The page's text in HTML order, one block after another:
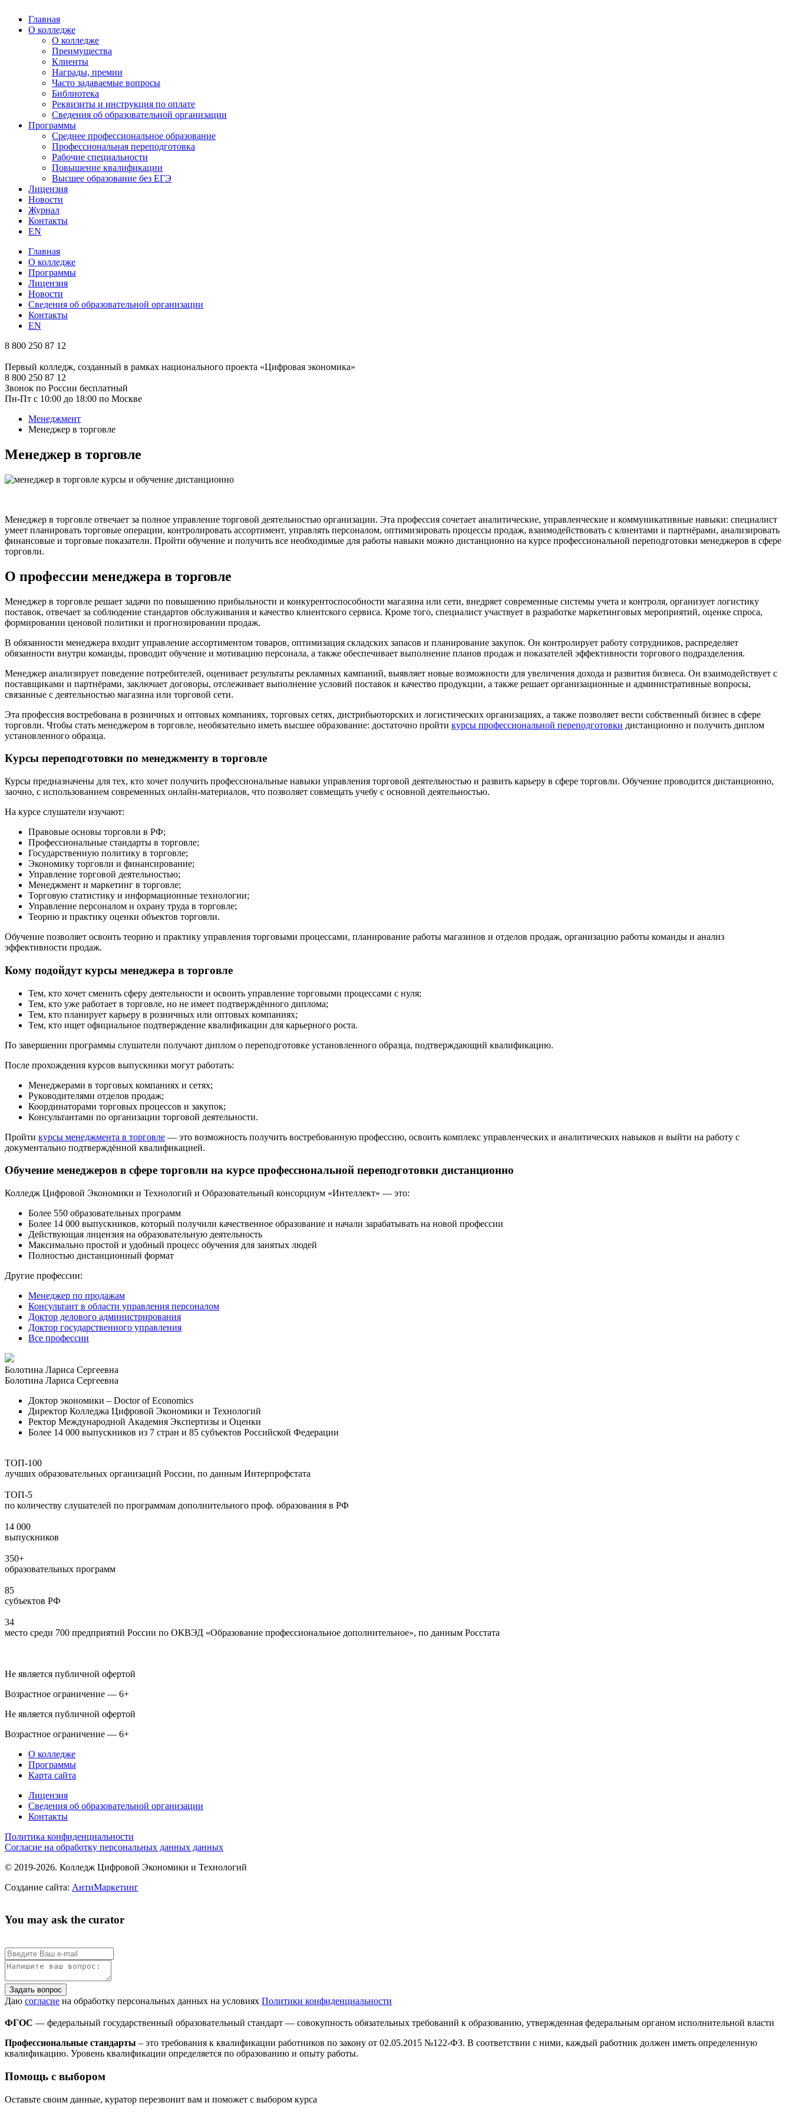
Главная
О колледже
О колледже
Преимущества
Клиенты
Награды, премии
Часто задаваемые вопросы
Библиотека
Реквизиты и инструкция по оплате
Сведения об образовательной организации
Программы
Среднее профессиональное образование
Профессиональная переподготовка
Рабочие специальности
Повышение квалификации
Высшее образование без ЕГЭ
Лицензия
Новости
Журнал
Контакты
EN
Главная
О колледже
Программы
Лицензия
Новости
Сведения об образовательной организации
Контакты
EN
8 800 250 87 12
Первый колледж, созданный в рамках национального проекта «Цифровая экономика»
8 800 250 87 12
Звонок по России бесплатный
Пн-Пт с 10:00 до 18:00 по Москве
Менеджмент
Менеджер в торговле
Менеджер в торговле
Менеджер в торговле отвечает за полное управление торговой деятельностью организации. Эта профессия сочетает аналитические, управленческие и коммуникативные навыки: специалист
умеет планировать торговые операции, контролировать ассортимент, управлять персоналом, оптимизировать процессы продаж, взаимодействовать с клиентами и партнёрами, анализировать
финансовые и торговые показатели. Пройти обучение и получить все необходимые для работы навыки можно дистанционно на курсе профессиональной переподготовки менеджеров в сфере
торговли.
О профессии менеджера в торговле
Менеджер в торговле решает задачи по повышению прибыльности и конкурентоспособности магазина или сети, внедряет современные системы учета и контроля, организует логистику
поставок, отвечает за соблюдение стандартов обслуживания и качество клиентского сервиса. Кроме того, специалист участвует в разработке маркетинговых мероприятий, оценке спроса,
формировании ценовой политики и прогнозировании продаж.
В обязанности менеджера входит управление ассортиментом товаров, оптимизация складских запасов и планирование закупок. Он контролирует работу сотрудников, распределяет
обязанности внутри команды, проводит обучение и мотивацию персонала, а также обеспечивает выполнение планов продаж и показателей эффективности торгового подразделения.
Менеджер анализирует поведение потребителей, оценивает результаты рекламных кампаний, выявляет новые возможности для увеличения дохода и развития бизнеса. Он взаимодействует с
поставщиками и партнёрами, заключает договоры, отслеживает выполнение условий поставок и качество продукции, а также решает организационные и административные вопросы,
связанные с деятельностью магазина или торговой сети.
Эта профессия востребована в розничных и оптовых компаниях, торговых сетях, дистрибьюторских и логистических организациях, а также позволяет вести собственный бизнес в сфере
торговли. Чтобы стать менеджером в торговле, необязательно иметь высшее образование: достаточно пройти курсы профессиональной переподготовки дистанционно и получить диплом
установленного образца.
Курсы переподготовки по менеджменту в торговле
Курсы предназначены для тех, кто хочет получить профессиональные навыки управления торговой деятельностью и развить карьеру в сфере торговли. Обучение проводится дистанционно,
заочно, с использованием современных онлайн-материалов, что позволяет совмещать учебу с основной деятельностью.
На курсе слушатели изучают:
Правовые основы торговли в РФ;
Профессиональные стандарты в торговле;
Государственную политику в торговле;
Экономику торговли и финансирование;
Управление торговой деятельностью;
Менеджмент и маркетинг в торговле;
Торговую статистику и информационные технологии;
Управление персоналом и охрану труда в торговле;
Теорию и практику оценки объектов торговли.
Обучение позволяет освоить теорию и практику управления торговыми процессами, планирование работы магазинов и отделов продаж, организацию работы команды и анализ
эффективности продаж.
Кому подойдут курсы менеджера в торговле
Тем, кто хочет сменить сферу деятельности и освоить управление торговыми процессами с нуля;
Тем, кто уже работает в торговле, но не имеет подтверждённого диплома;
Тем, кто планирует карьеру в розничных или оптовых компаниях;
Тем, кто ищет официальное подтверждение квалификации для карьерного роста.
По завершении программы слушатели получают диплом о переподготовке установленного образца, подтверждающий квалификацию.
После прохождения курсов выпускники могут работать:
Менеджерами в торговых компаниях и сетях;
Руководителями отделов продаж;
Координаторами торговых процессов и закупок;
Консультантами по организации торговой деятельности.
Пройти курсы менеджмента в торговле — это возможность получить востребованную профессию, освоить комплекс управленческих и аналитических навыков и выйти на работу с
документально подтверждённой квалификацией.
Обучение менеджеров в сфере торговли на курсе профессиональной переподготовки дистанционно
Колледж Цифровой Экономики и Технологий и Образовательный консорциум «Интеллект» — это:
Более 550 образовательных программ
Более 14 000 выпускников, который получили качественное образование и начали зарабатывать на новой профессии
Действующая лицензия на образовательную деятельность
Максимально простой и удобный процесс обучения для занятых людей
Полностью дистанционный формат
Другие профессии:
Менеджер по продажам
Консультант в области управления персоналом
Доктор делового администрирования
Доктор государственного управления
Все профессии
Болотина Лариса Сергеевна
Болотина Лариса Сергеевна
Доктор экономики – Doctor of Economics
Директор Колледжа Цифровой Экономики и Технологий
Ректор Международной Академия Экспертизы и Оценки
Более 14 000 выпускников из 7 стран и 85 субъектов Российской Федерации
ТОП-100
лучших образовательных организаций России, по данным Интерпрофстата
ТОП-5
по количеству слушателей по программам дополнительного проф. образования в РФ
14 000
выпускников
350+
образовательных программ
85
субъектов РФ
34
место среди 700 предприятий России по ОКВЭД «Образование профессиональное дополнительное», по данным Росстата
Не является публичной офертой
Возрастное ограничение — 6+
Не является публичной офертой
Возрастное ограничение — 6+
О колледже
Программы
Карта сайта
Лицензия
Сведения об образовательной организации
Контакты
Политика конфиденциальности
Согласие на обработку персональных данных данных
© 2019-2026. Колледж Цифровой Экономики и Технологий
Создание сайта: АнтиМаркетинг
You may ask the curator
Задать вопрос
Даю согласие на обработку персональных данных на условиях Политики конфиденциальности
ФГОС — федеральный государственный образовательный стандарт — совокупность обязательных требований к образованию, утвержденная федеральным органом исполнительной власти
Профессиональные стандарты – это требования к квалификации работников по закону от 02.05.2015 №122-ФЗ. В соответствии с ними, каждый работник должен иметь определенную
квалификацию. Уровень квалификации определяется по образованию и опыту работы.
Помощь с выбором
Оставьте своим данные, куратор перезвонит вам и поможет с выбором курса